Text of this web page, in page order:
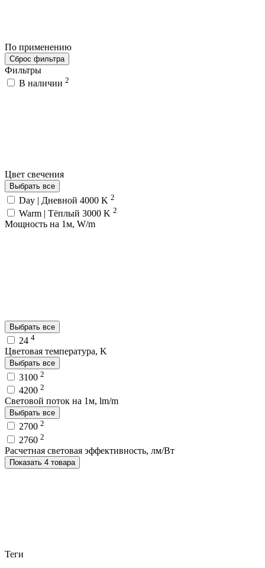
По применению
Сброс фильтра
Фильтры
В наличии 2
Цвет свечения
Выбрать все
Day | Дневной 4000 K 2
Warm | Тёплый 3000 K 2
Мощность на 1м, W/m
Выбрать все
24 4
Цветовая температура, K
Выбрать все
3100 2
4200 2
Световой поток на 1м, lm/m
Выбрать все
2700 2
2760 2
Расчетная световая эффективность, лм/Вт
Показать 4 товара
Теги